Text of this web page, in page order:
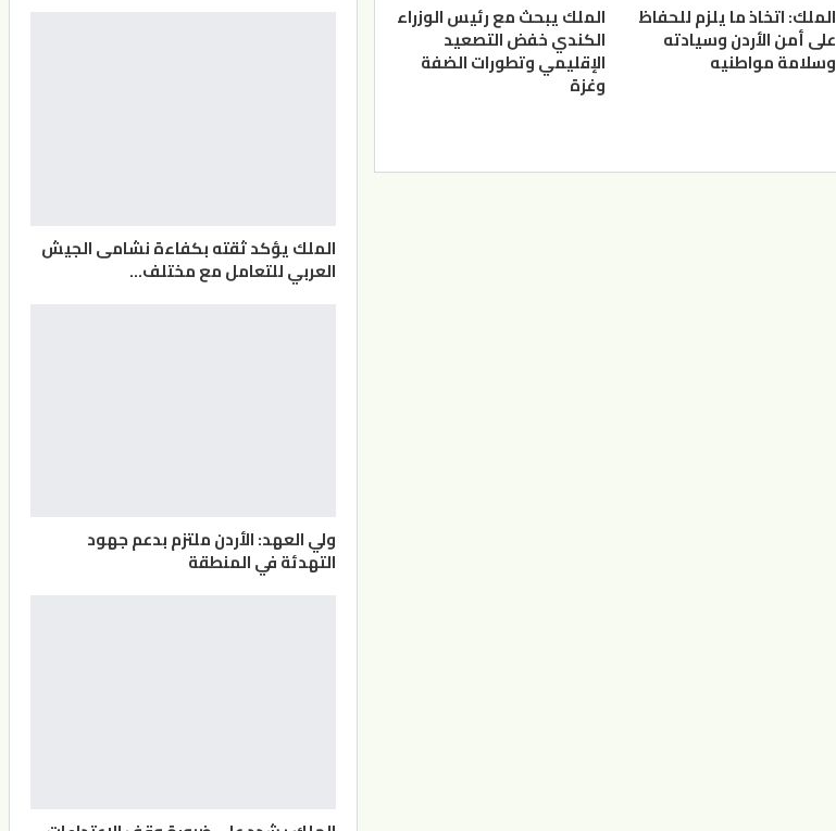
الملك: اتخاذ ما يلزم للحفاظ
على أمن الأردن وسيادته
وسلامة مواطنيه
الملك يبحث مع رئيس الوزراء
الكندي خفض التصعيد
الإقليمي وتطورات الضفة
وغزة
الملك يؤكد ثقته بكفاءة نشامى الجيش
العربي للتعامل مع مختلف…
ولي العهد: الأردن ملتزم بدعم جهود
التهدئة في المنطقة